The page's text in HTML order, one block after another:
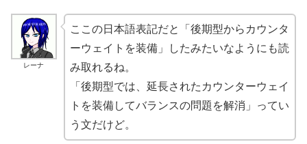
レーナ
ここの日本語表記だと「後期型からカウンタ
ーウェイトを装備」したみたいなようにも読
み取れるね。
「後期型では、延長されたカウンターウェイ
トを装備してバランスの問題を解消」ってい
う文だけど。